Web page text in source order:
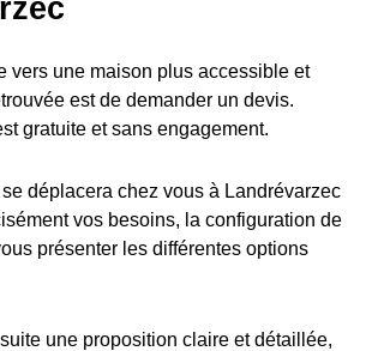
vers une maison plus accessible et
est de demander un devis.
gratuite et sans engagement.
déplacera chez vous à Landrévarzec
vos besoins, la configuration de
présenter les différentes options
une proposition claire et détaillée,